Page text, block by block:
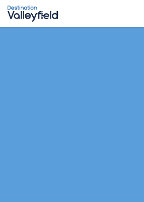
Accéder au contenu principal